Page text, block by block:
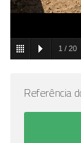
1 / 20
Referência